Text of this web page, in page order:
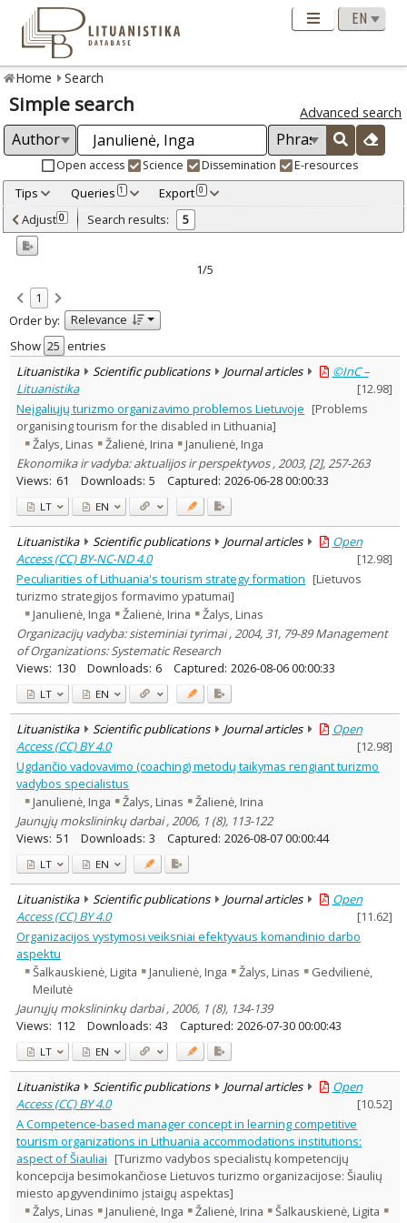
Home Search
Simple search Advanced search
Open access Science Dissemination E-resources
Tips Queries 1 Export 0
Adjusted by criteria 0
Year
Refine
Open access
Scientific publications 5
Document Type:
Journal articles 5
Subject area
Economics
Management 4
Text language
Country of publication
Historical periods
Lithuanian place names
Subject
Journal
Adjust 0 Search results: 5
1/5
1
Order by:
Relevance
Show
entries
Lituanistika
Scientific publications Journal articles
©InC –
Lituanistika
[12.98]
Neįgaliųjų turizmo organizavimo problemos Lietuvoje [Problems
organising tourism for the disabled in Lithuania]
Žalys, Linas
Žalienė, Irina
Janulienė, Inga
Ekonomika ir vadyba: aktualijos ir perspektyvos , 2003, [2], 257-263
Views: 61 Downloads: 5 Captured: 2026-06-28 00:00:33
LT EN
Lituanistika Scientific publications Journal articles
Open
Access (CC) BY-NC-ND 4.0
[12.98]
Peculiarities of Lithuania's tourism strategy formation [Lietuvos
turizmo strategijos formavimo ypatumai]
Janulienė, Inga
Žalienė, Irina
Žalys, Linas
Organizacijų vadyba: sisteminiai tyrimai , 2004, 31, 79-89 Management
of Organizations: Systematic Research
Views: 130 Downloads: 6 Captured: 2026-08-06 00:00:33
LT EN
Lituanistika Scientific publications Journal articles
Open
Access (CC) BY 4.0
[12.98]
Ugdančio vadovavimo (coaching) metodų taikymas rengiant turizmo
vadybos specialistus
Janulienė, Inga
Žalys, Linas
Žalienė, Irina
Jaunųjų mokslininkų darbai , 2006, 1 (8), 113-122
Views: 51 Downloads: 3 Captured: 2026-08-07 00:00:44
LT EN
Lituanistika Scientific publications Journal articles
Open
Access (CC) BY 4.0
[11.62]
Organizacijos vystymosi veiksniai efektyvaus komandinio darbo
aspektu
Šalkauskienė, Ligita
Janulienė, Inga Žalys, Linas
Gedvilienė,
Meilutė
Jaunųjų mokslininkų darbai , 2006, 1 (8), 134-139
Views: 112 Downloads: 43 Captured: 2026-07-30 00:00:43
LT EN
Lituanistika Scientific publications Journal articles
Open
Access (CC) BY 4.0
[10.52]
A Competence-based manager concept in learning competitive
tourism organizations in Lithuania accommodations institutions:
aspect of Šiauliai [Turizmo vadybos specialistų kompetencijų
koncepcija besimokančiose Lietuvos turizmo organizacijose: Šiaulių
miesto apgyvendinimo įstaigų aspektas]
Žalys, Linas
Janulienė, Inga Žalienė, Irina
Šalkauskienė, Ligita